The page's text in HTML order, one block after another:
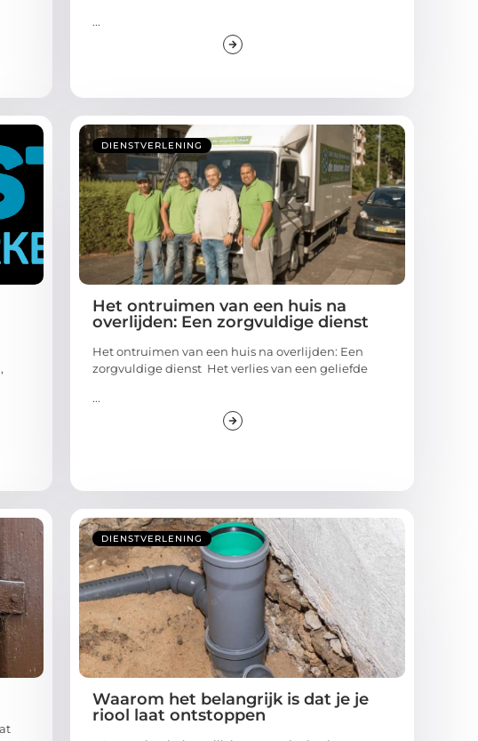
...
DIENSTVERLENING
Het ontruimen van een huis na
overlijden: Een zorgvuldige dienst
Het ontruimen van een huis na overlijden: Een
zorgvuldige dienst Het verlies van een geliefde
...
DIENSTVERLENING
Waarom het belangrijk is dat je je
riool laat ontstoppen